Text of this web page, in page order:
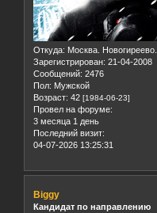
Откуда: Москва. Новогиреево.
Зарегистрирован: 21-04-2008
Сообщений: 2476
Пол: Мужской
Возраст: 42 [1984-06-23]
Провел на форуме:
3 месяца 1 день
Последний визит:
04-07-2026 13:25:31
Biggy
Кандидат по направлению